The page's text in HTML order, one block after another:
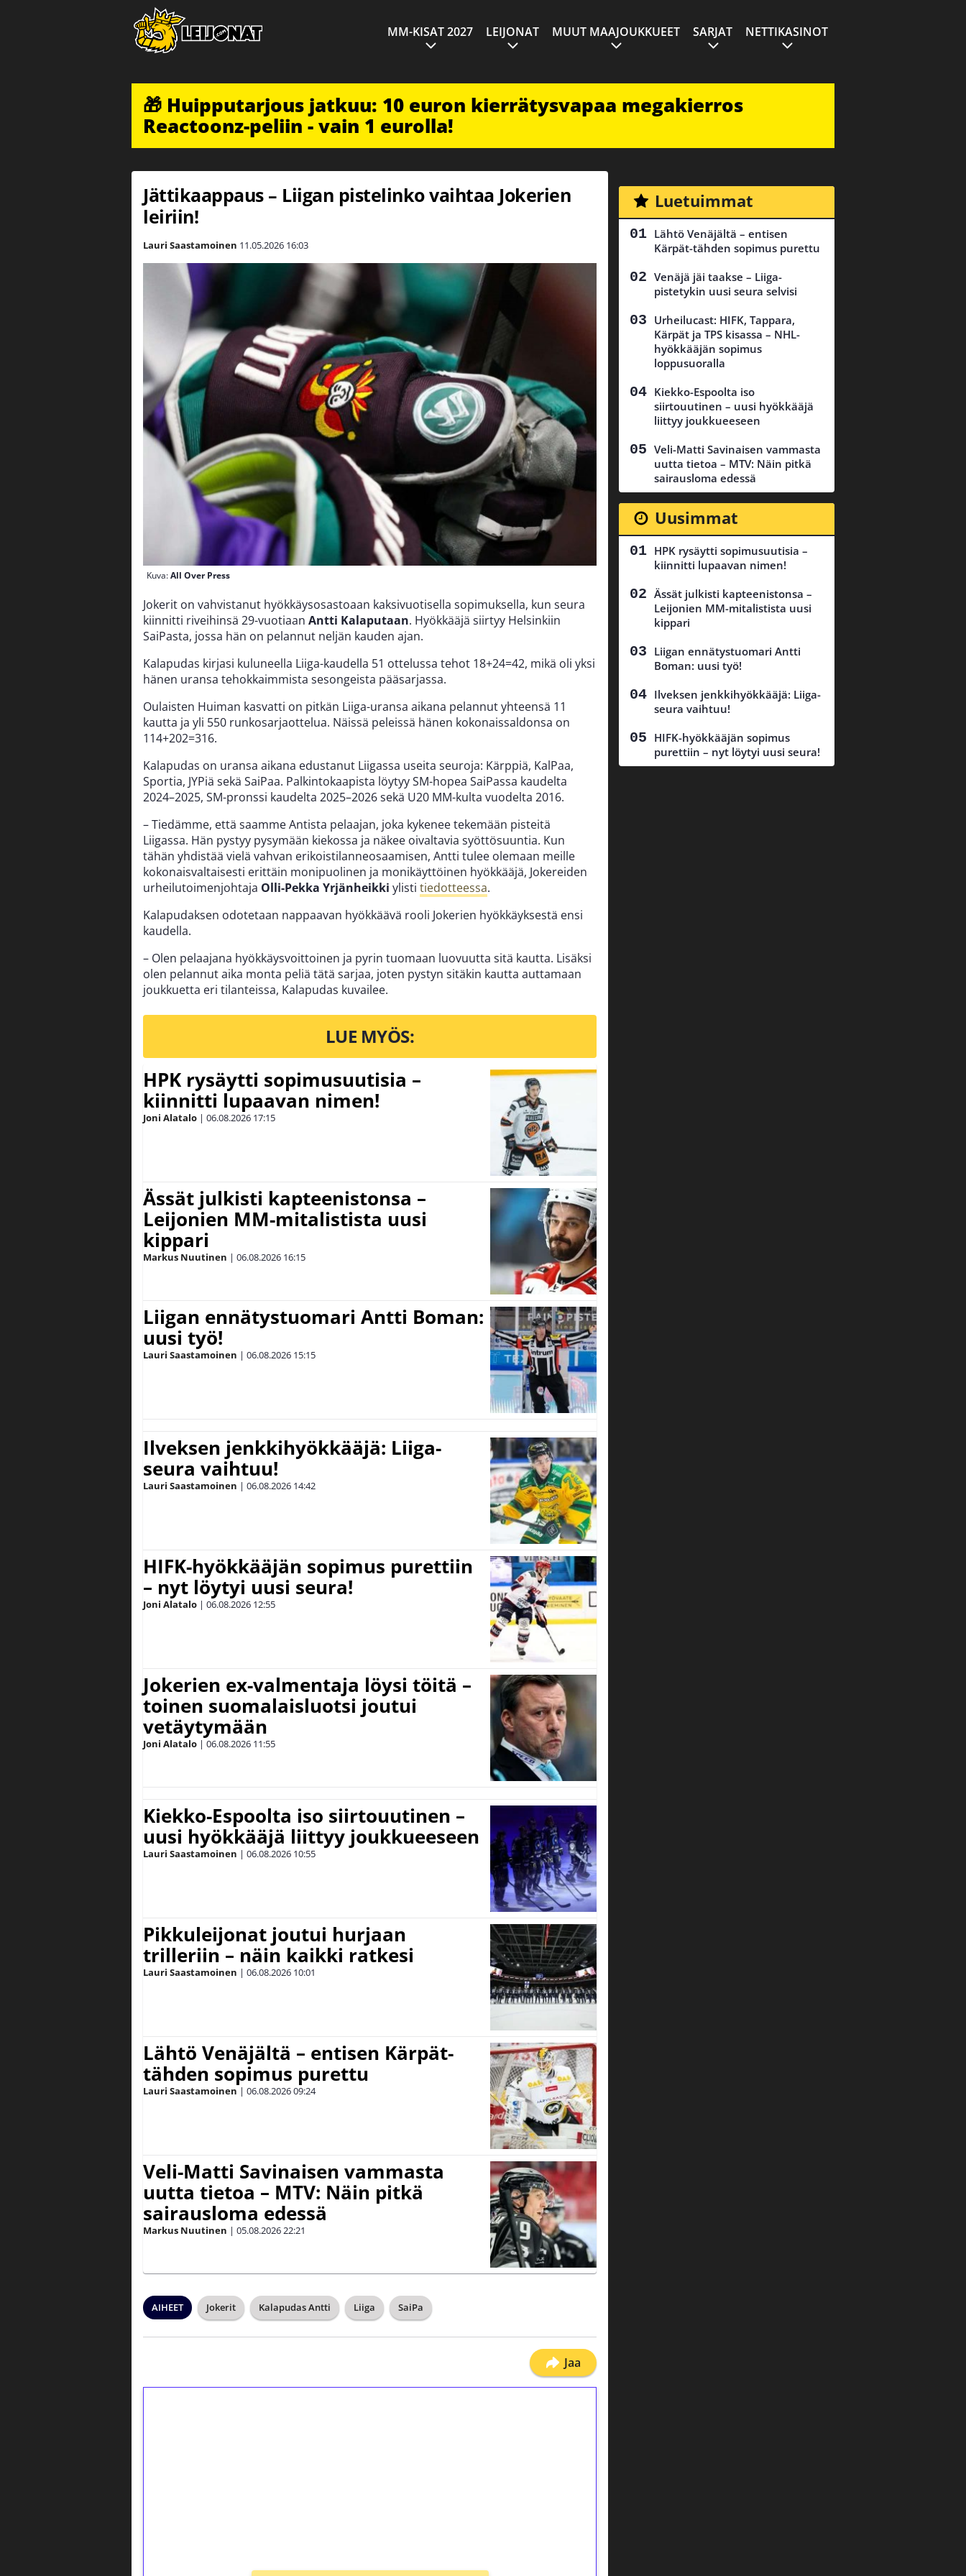
MM-KISAT 2027 LEIJONAT MUUT MAAJOUKKUEET SARJAT NETTIKASINOT
🎁 Huipputarjous jatkuu: 10 euron kierrätysvapaa megakierros
Reactoonz-peliin - vain 1 eurolla!
Jättikaappaus – Liigan pistelinko vaihtaa Jokerien
leiriin!
Lauri Saastamoinen 11.05.2026 16:03
Kuva:All Over Press
Jokerit on vahvistanut hyökkäysosastoaan kaksivuotisella sopimuksella, kun seura
kiinnitti riveihinsä 29-vuotiaan Antti Kalaputaan. Hyökkääjä siirtyy Helsinkiin
SaiPasta, jossa hän on pelannut neljän kauden ajan.
Kalapudas kirjasi kuluneella Liiga-kaudella 51 ottelussa tehot 18+24=42, mikä oli yksi
hänen uransa tehokkaimmista sesongeista pääsarjassa.
Oulaisten Huiman kasvatti on pitkän Liiga-uransa aikana pelannut yhteensä 11
kautta ja yli 550 runkosarjaottelua. Näissä peleissä hänen kokonaissaldonsa on
114+202=316.
Kalapudas on uransa aikana edustanut Liigassa useita seuroja: Kärppiä, KalPaa,
Sportia, JYPiä sekä SaiPaa. Palkintokaapista löytyy SM-hopea SaiPassa kaudelta
2024–2025, SM-pronssi kaudelta 2025–2026 sekä U20 MM-kulta vuodelta 2016.
– Tiedämme, että saamme Antista pelaajan, joka kykenee tekemään pisteitä
Liigassa. Hän pystyy pysymään kiekossa ja näkee oivaltavia syöttösuuntia. Kun
tähän yhdistää vielä vahvan erikoistilanneosaamisen, Antti tulee olemaan meille
kokonaisvaltaisesti erittäin monipuolinen ja monikäyttöinen hyökkääjä, Jokereiden
urheilutoimenjohtaja Olli-Pekka Yrjänheikki ylisti tiedotteessa.
Kalapudaksen odotetaan nappaavan hyökkäävä rooli Jokerien hyökkäyksestä ensi
kaudella.
– Olen pelaajana hyökkäysvoittoinen ja pyrin tuomaan luovuutta sitä kautta. Lisäksi
olen pelannut aika monta peliä tätä sarjaa, joten pystyn sitäkin kautta auttamaan
joukkuetta eri tilanteissa, Kalapudas kuvailee.
LUE MYÖS:
HPK rysäytti sopimusuutisia –
kiinnitti lupaavan nimen!
Joni Alatalo | 06.08.2026 17:15
Ässät julkisti kapteenistonsa –
Leijonien MM-mitalistista uusi
kippari
Markus Nuutinen | 06.08.2026 16:15
Liigan ennätystuomari Antti Boman:
uusi työ!
Lauri Saastamoinen | 06.08.2026 15:15
Ilveksen jenkkihyökkääjä: Liiga-
seura vaihtuu!
Lauri Saastamoinen | 06.08.2026 14:42
HIFK-hyökkääjän sopimus purettiin
– nyt löytyi uusi seura!
Joni Alatalo | 06.08.2026 12:55
Jokerien ex-valmentaja löysi töitä –
toinen suomalaisluotsi joutui
vetäytymään
Joni Alatalo | 06.08.2026 11:55
Kiekko-Espoolta iso siirtouutinen –
uusi hyökkääjä liittyy joukkueeseen
Lauri Saastamoinen | 06.08.2026 10:55
Pikkuleijonat joutui hurjaan
trilleriin – näin kaikki ratkesi
Lauri Saastamoinen | 06.08.2026 10:01
Lähtö Venäjältä – entisen Kärpät-
tähden sopimus purettu
Lauri Saastamoinen | 06.08.202609:24
Veli-Matti Savinaisen vammasta
uutta tietoa – MTV: Näin pitkä
sairausloma edessä
Markus Nuutinen | 05.08.202622:21
AIHEET Jokerit Kalapudas Antti Liiga SaiPa
Jaa
Luetuimmat
Lähtö Venäjältä – entisen
Kärpät-tähden sopimus purettu
Venäjä jäi taakse – Liiga-
pistetykin uusi seura selvisi
Urheilucast: HIFK, Tappara,
Kärpät ja TPS kisassa – NHL-
hyökkääjän sopimus
loppusuoralla
Kiekko-Espoolta iso
siirtouutinen – uusi hyökkääjä
liittyy joukkueeseen
Veli-Matti Savinaisen vammasta
uutta tietoa – MTV: Näin pitkä
sairausloma edessä
Uusimmat
HPK rysäytti sopimusuutisia –
kiinnitti lupaavan nimen!
Ässät julkisti kapteenistonsa –
Leijonien MM-mitalistista uusi
kippari
Liigan ennätystuomari Antti
Boman: uusi työ!
Ilveksen jenkkihyökkääjä: Liiga-
seura vaihtuu!
HIFK-hyökkääjän sopimus
purettiin – nyt löytyi uusi seura!